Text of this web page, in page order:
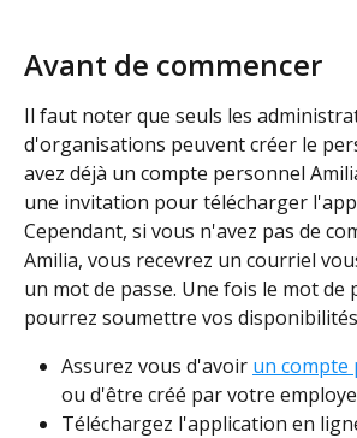
Avant de commencer
Il faut noter que seuls les
d'organisations peuvent créer le
avez déjà un compte personnel
une invitation pour télécharger
Cependant, si vous n'avez pas de
Amilia, vous recevrez un courriel
un mot de passe. Une fois le mot de
pourrez soumettre vos
Assurez vous d'avoir un compte
ou d'être créé par votre
Téléchargez l'application en